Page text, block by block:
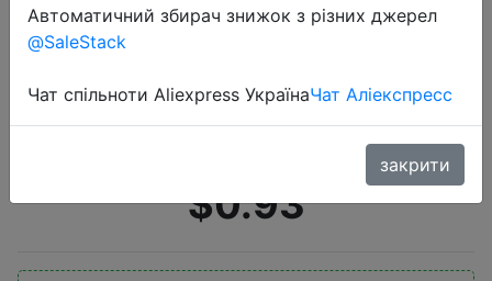
ручка черный сильный Видимый
светильник луч Laserpointer 3
цвета мощный военный Laster
указатель ручка
$0.93
Автоматичний збирач знижок з різних джерел
@SaleStack
Чат спільноти Aliexpress УкраїнаЧат Аліекспресс
закрити